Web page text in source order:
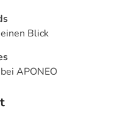
Blick
APONEO